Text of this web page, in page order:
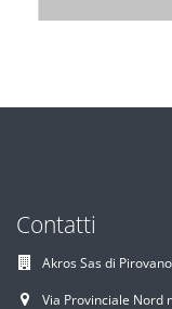
Contatti
Akros Sas di
Via Provinciale Nord